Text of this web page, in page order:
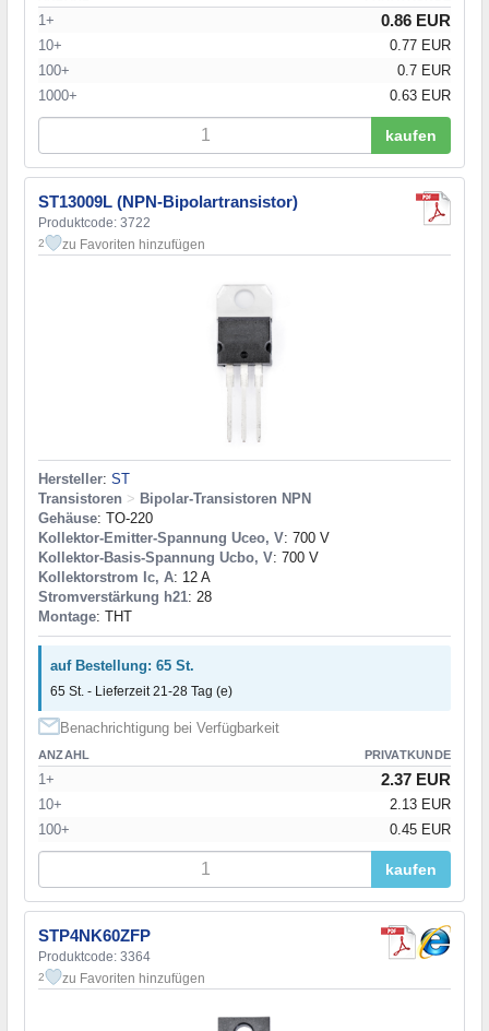
1+ 0.86 EUR
10+
0.77 EUR
100+
0.7 EUR
1000+
0.63 EUR
kaufen
ST13009L (NPN-Bipolartransistor)
Produktcode: 3722
2 zu Favoriten hinzufügen
Hersteller: ST
Transistoren > Bipolar-Transistoren NPN
Gehäuse: TO-220
Kollektor-Emitter-Spannung Uceo, V: 700 V
Kollektor-Basis-Spannung Ucbo, V: 700 V
Kollektorstrom Ic, A: 12 A
Stromverstärkung h21: 28
Montage: THT
auf Bestellung: 65 St.
65 St. - Lieferzeit 21-28 Tag (e)
Benachrichtigung bei Verfügbarkeit
ANZAHL PRIVATKUNDE
1+ 2.37 EUR
10+
2.13 EUR
100+
0.45 EUR
kaufen
STP4NK60ZFP
Produktcode: 3364
2 zu Favoriten hinzufügen